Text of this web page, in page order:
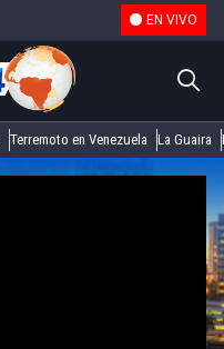
EN VIVO
Terremoto en Venezuela La Guaira